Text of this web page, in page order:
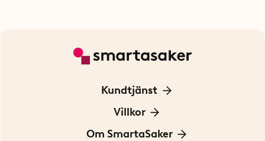
Kundtjänst
Kontakta oss
För Företag
Villkor
Frakt och leverans
Om SmartaSaker